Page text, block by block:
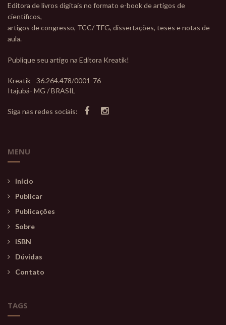
Editora de livros digitais no formato e-book de artigos de
científicos,
artigos de congresso, TCC/ TFG, dissertações, teses e notas de
aula.
Publique seu artigo na Editora Kreatik!
Kreatik - 36.264.478/0001-76
Itajubá- MG / BRASIL
Siga nas redes sociais:
MENU
Início
Publicar
Publicações
Sobre
ISBN
Dúvidas
Contato
TAGS